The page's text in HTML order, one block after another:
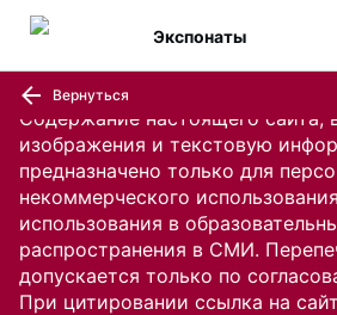
Содержание настоящего сайта,
изображения и текстовую
предназначено только для
некоммерческого
использования в
распространения в СМИ.
допускается только по
При цитировании ссылка на
Экспонаты
Вернуться